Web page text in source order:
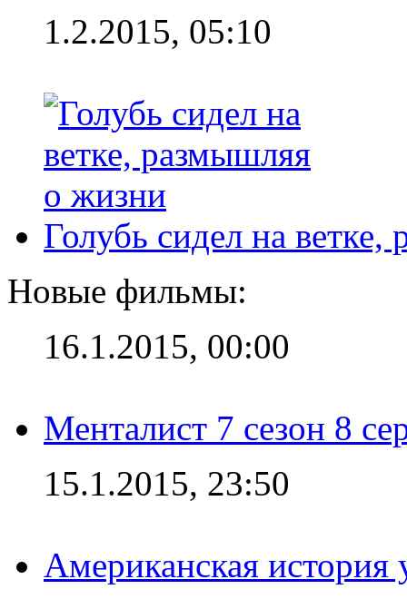
1.2.2015, 05:10
Голубь сидел на
Новые фильмы:
16.1.2015, 00:00
Менталист 7 сезон 8
15.1.2015, 23:50
Американская история